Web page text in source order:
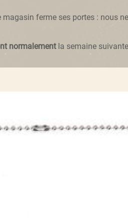
magasin ferme ses portes : nous
normalementla semaine